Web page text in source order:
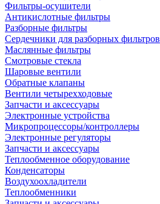
Фильтры-осушители
Антикислотные фильтры
Разборные фильтры
Сердечники для разборных фильтров
Маслянные фильтры
Смотровые стекла
Шаровые вентили
Обратные клапаны
Вентили четырехходовые
Запчасти и аксессуары
Электронные устройства
Микропроцессоры/контроллеры
Электронные регуляторы
Запчасти и аксессуары
Теплообменное оборудование
Конденсаторы
Воздухоохладители
Теплообменники